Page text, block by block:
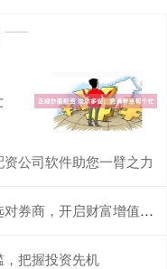
公司软件助您一臂之力
商，开启财富增值之路
把握投资先机